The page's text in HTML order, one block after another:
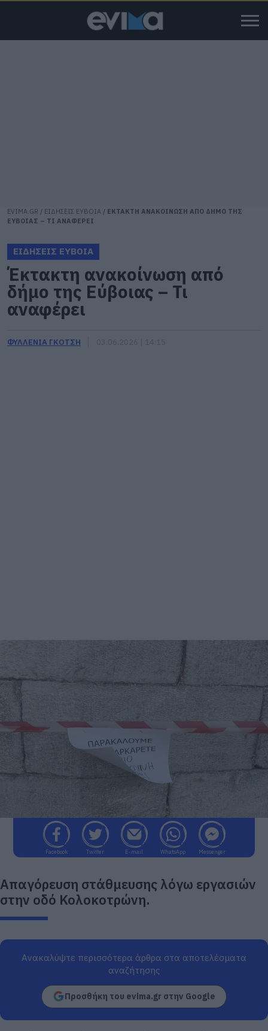
EVIMA.GR / ΕΙΔΗΣΕΙΣ ΕΥΒΟΙΑ / ΕΚΤΑΚΤΗ ΑΝΑΚΟΙΝΩΣΗ ΑΠΟ ΔΗΜΟ ΤΗΣ
ΕΥΒΟΙΑΣ – ΤΙ ΑΝΑΦΕΡΕΙ
ΕΙΔΗΣΕΙΣ ΕΥΒΟΙΑ
Έκτακτη ανακοίνωση από
δήμο της Εύβοιας – Τι
αναφέρει
ΦΥΛΛΕΝΙΑ ΓΚΟΤΣΗ
Facebook Twitter E-mail WhatsApp Messenger
Απαγόρευση στάθμευσης λόγω εργασιών
στην οδό Κολοκοτρώνη.
Ανακαλύψτε περισσότερα άρθρα στα αποτελέσματα
αναζήτησης
Προσθήκη του evima.gr στην Google